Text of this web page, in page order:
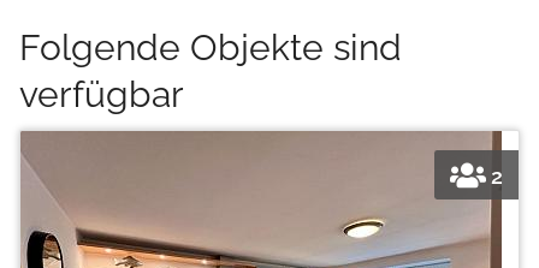
Folgende Objekte sind
verfügbar
2